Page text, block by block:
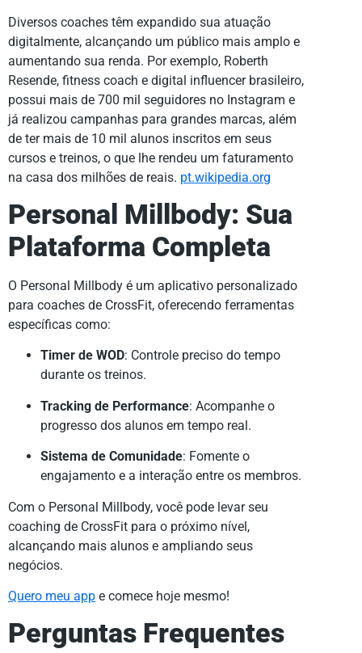
Diversos coaches têm expandido sua atuação
digitalmente, alcançando um público mais amplo e
aumentando sua renda. Por exemplo, Roberth
Resende, fitness coach e digital influencer brasileiro,
possui mais de 700 mil seguidores no Instagram e
já realizou campanhas para grandes marcas, além
de ter mais de 10 mil alunos inscritos em seus
cursos e treinos, o que lhe rendeu um faturamento
na casa dos milhões de reais. pt.wikipedia.org
Personal Millbody: Sua
Plataforma Completa
O Personal Millbody é um aplicativo personalizado
para coaches de CrossFit, oferecendo ferramentas
específicas como:
Timer de WOD: Controle preciso do tempo
durante os treinos.
Tracking de Performance: Acompanhe o
progresso dos alunos em tempo real.
Sistema de Comunidade: Fomente o
engajamento e a interação entre os membros.
Com o Personal Millbody, você pode levar seu
coaching de CrossFit para o próximo nível,
alcançando mais alunos e ampliando seus
negócios.
Quero meu app e comece hoje mesmo!
Perguntas Frequentes